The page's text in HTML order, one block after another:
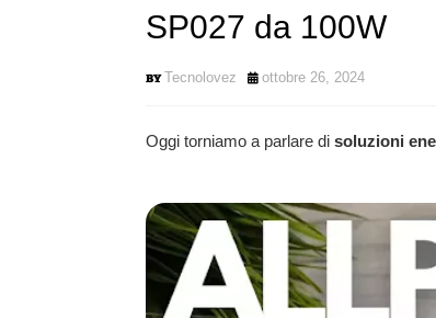
SP027 da 100W
Tecnolovez ottobre 26, 2024
Oggi torniamo a parlare di soluzioni